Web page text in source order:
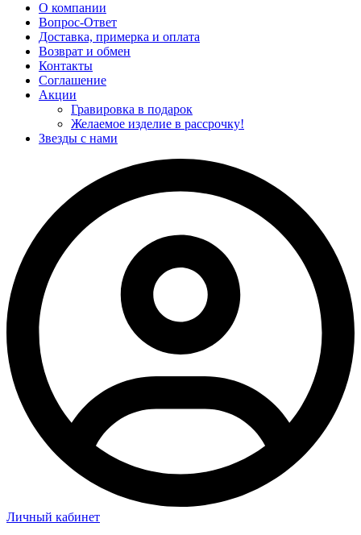
О компании
Вопрос-Ответ
Доставка, примерка и оплата
Возврат и обмен
Контакты
Соглашение
Акции
Гравировка в подарок
Желаемое изделие в рассрочку!
Звезды с нами
Личный кабинет